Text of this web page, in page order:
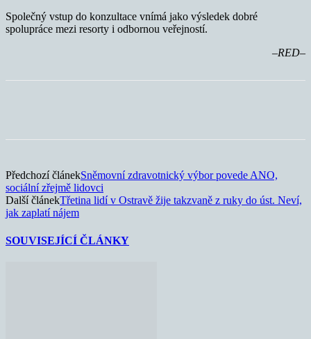
Společný vstup do konzultace vnímá jako výsledek dobré
spolupráce mezi resorty i odbornou veřejností.
–RED–
Předchozí článekSněmovní zdravotnický výbor povede ANO,
sociální zřejmě lidovci
Další článekTřetina lidí v Ostravě žije takzvaně z ruky do úst. Neví,
jak zaplatí nájem
SOUVISEJÍCÍ ČLÁNKY